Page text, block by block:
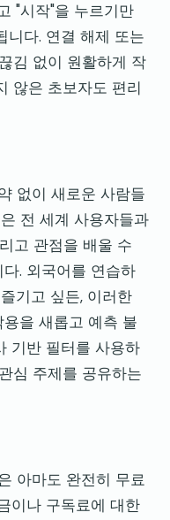
"시작"을 누르기만
니다. 연결 해제 또는
김 없이 원활하게 작
않은 초보자도 편리
없이 새로운 사람들
전 세계 사용자들과
고 관점을 배울 수
. 외국어를 연습하
기고 싶든, 이러한
을 새롭고 예측 불
기반 필터를 사용하
심 주제를 공유하는
아마도 완전히 무료
이나 구독료에 대한